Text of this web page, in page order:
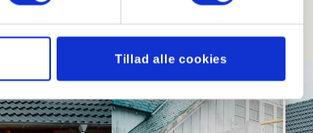
Tillad alle cookies
arbejde